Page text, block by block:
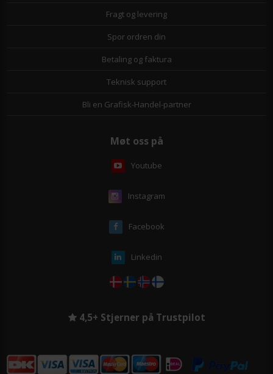
Fragt og levering
Spor ordren din
Betaling og faktura
Teknisk support
Bli en Grafisk-Handel-partner
Møt oss på
Youtube
Instagram
Facebook
Linkedin
4,5+ Stjerner på Trustpilot